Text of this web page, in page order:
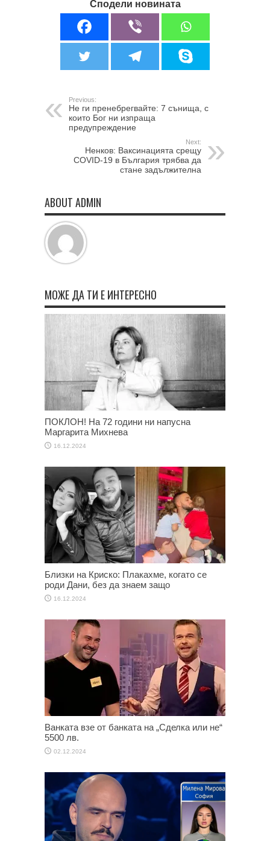
Сподели новината
Previous:
Не ги пренебрегвайте: 7 сънища, с
които Бог ни изпраща
предупреждение
Next:
Ненков: Ваксинацията срещу
COVID-19 в България трябва да
стане задължителна
ABOUT ADMIN
МОЖЕ ДА ТИ Е ИНТЕРЕСНО
ПОКЛОН! На 72 години ни напусна
Маргарита Михнева
16.12.2024
Близки на Криско: Плакахме, когато се
роди Дани, без да знаем защо
16.12.2024
Ванката взе от банката на „Сделка или не“
5500 лв.
02.12.2024